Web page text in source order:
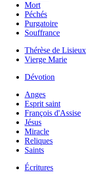
Mort
Péchés
Purgatoire
Souffrance
Thérèse de Lisieux
Vierge Marie
Dévotion
Anges
Esprit saint
François d'Assise
Jésus
Miracle
Reliques
Saints
Écritures